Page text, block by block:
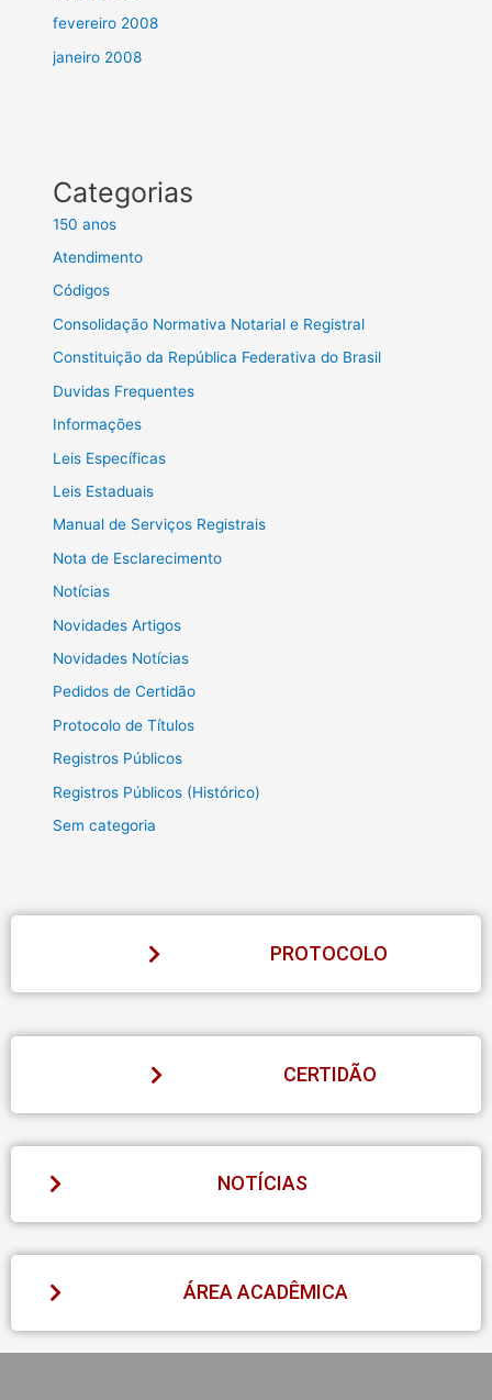
fevereiro 2008
janeiro 2008
Categorias
150 anos
Atendimento
Códigos
Consolidação Normativa Notarial e Registral
Constituição da República Federativa do Brasil
Duvidas Frequentes
Informações
Leis Específicas
Leis Estaduais
Manual de Serviços Registrais
Nota de Esclarecimento
Notícias
Novidades Artigos
Novidades Notícias
Pedidos de Certidão
Protocolo de Títulos
Registros Públicos
Registros Públicos (Histórico)
Sem categoria
PROTOCOLO
CERTIDÃO
NOTÍCIAS
ÁREA ACADÊMICA